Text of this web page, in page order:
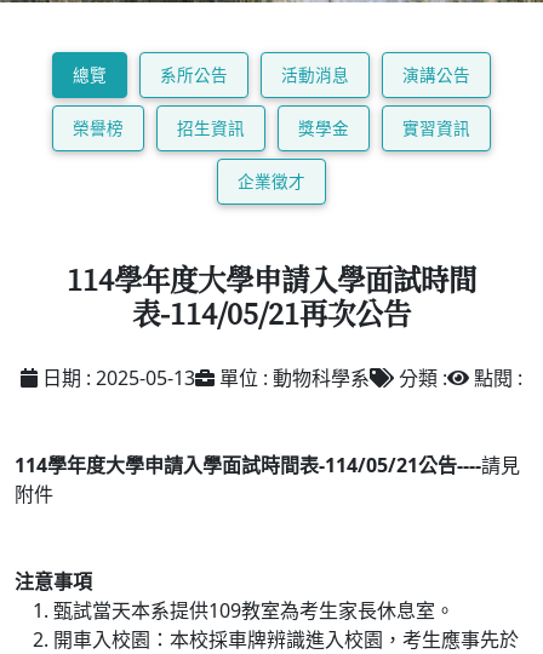
總覽 系所公告 活動消息 演講公告
榮譽榜 招生資訊 獎學金 實習資訊
企業徵才
114學年度大學申請入學面試時間
表-114/05/21再次公告
日期 : 2025-05-13 單位 : 動物科學系 分類 : 點閱 :
114學年度大學申請入學面試時間表-114/05/21公告----請見
附件
注意事項
甄試當天本系提供109教室為考生家長休息室。
開車入校園：本校採車牌辨識進入校園，考生應事先於